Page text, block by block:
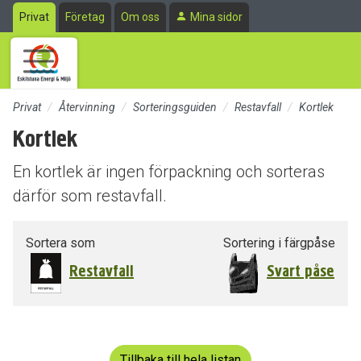
Till sidans huvudinnehåll
Privat Företag Om oss Mina sidor
Privat Återvinning Sorteringsguiden Restavfall Kortlek
Kortlek
En kortlek är ingen förpackning och sorteras
därför som restavfall.
Sortera som
Restavfall
Sortering i färgpåse
Svart påse